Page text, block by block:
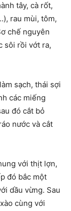
tây, cà rốt,
rau mùi, tôm,
chế nguyên
sôi rồi vớt ra,
sạch, thái sợi
các miếng
đó cắt bỏ
nước và cắt
với thịt lợn,
đó bắc một
dầu vừng. Sau
cùng với